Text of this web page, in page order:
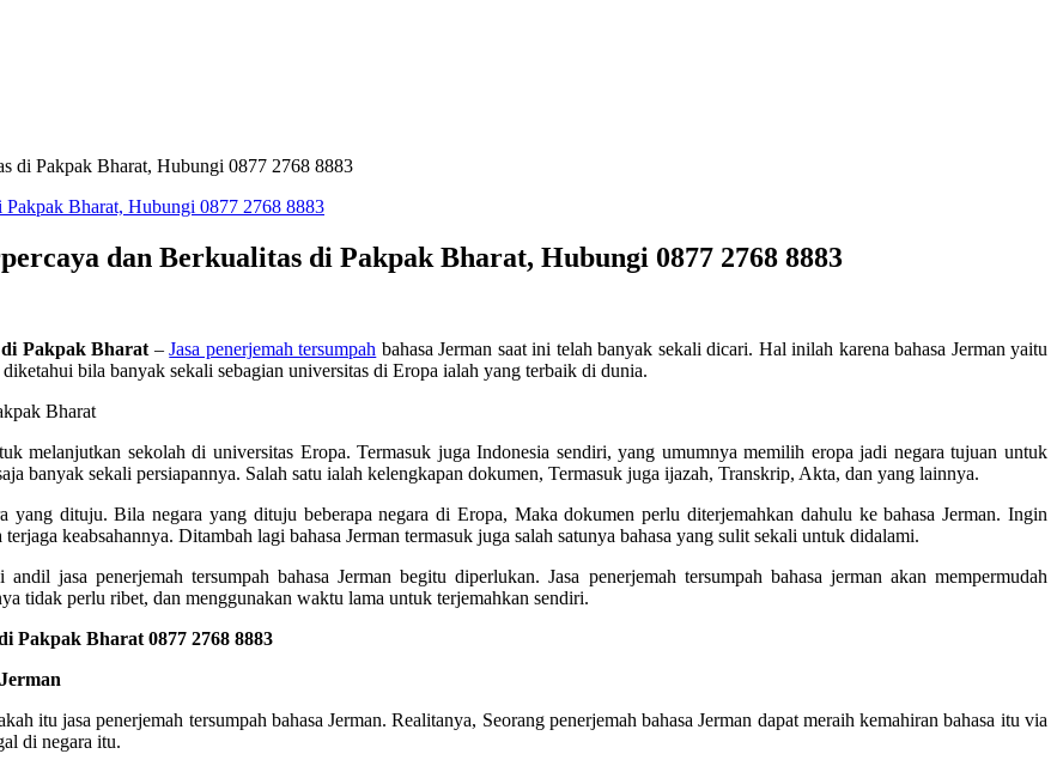
di Pakpak Bharat, Hubungi 0877 2768 8883
dan Berkualitas di Pakpak Bharat, Hubungi 0877 2768 8883
Pakpak Bharat –Jasa penerjemah tersumpah bahasa Jerman saat ini telah banyak sekali dicari. Hal inilah karena bahasa Jerman yaitu
bila banyak sekali sebagian universitas di Eropa ialah yang terbaik di dunia.
melanjutkan sekolah di universitas Eropa. Termasuk juga Indonesia sendiri, yang umumnya memilih eropa jadi negara tujuan untuk
banyak sekali persiapannya. Salah satu ialah kelengkapan dokumen, Termasuk juga ijazah, Transkrip, Akta, dan yang lainnya.
yang dituju. Bila negara yang dituju beberapa negara di Eropa, Maka dokumen perlu diterjemahkan dahulu ke bahasa Jerman. Ingin
keabsahannya. Ditambah lagi bahasa Jerman termasuk juga salah satunya bahasa yang sulit sekali untuk didalami.
jasa penerjemah tersumpah bahasa Jerman begitu diperlukan. Jasa penerjemah tersumpah bahasa jerman akan mempermudah
tidak perlu ribet, dan menggunakan waktu lama untuk terjemahkan sendiri.
Pakpak Bharat 0877 2768 8883
itu jasa penerjemah tersumpah bahasa Jerman. Realitanya, Seorang penerjemah bahasa Jerman dapat meraih kemahiran bahasa itu via
di negara itu.